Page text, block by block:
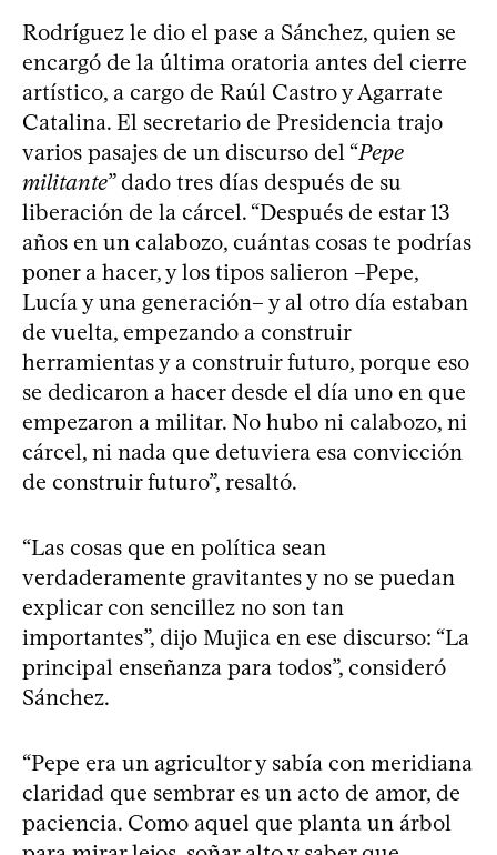
Rodríguez le dio el pase a Sánchez, quien se
encargó de la última oratoria antes del cierre
artístico, a cargo de Raúl Castro y Agarrate
Catalina. El secretario de Presidencia trajo
varios pasajes de un discurso del “Pepe
militante” dado tres días después de su
liberación de la cárcel. “Después de estar 13
años en un calabozo, cuántas cosas te podrías
poner a hacer, y los tipos salieron –Pepe,
Lucía y una generación– y al otro día estaban
de vuelta, empezando a construir
herramientas y a construir futuro, porque eso
se dedicaron a hacer desde el día uno en que
empezaron a militar. No hubo ni calabozo, ni
cárcel, ni nada que detuviera esa convicción
de construir futuro”, resaltó.
“Las cosas que en política sean
verdaderamente gravitantes y no se puedan
explicar con sencillez no son tan
importantes”, dijo Mujica en ese discurso: “La
principal enseñanza para todos”, consideró
Sánchez.
“Pepe era un agricultor y sabía con meridiana
claridad que sembrar es un acto de amor, de
paciencia. Como aquel que planta un árbol